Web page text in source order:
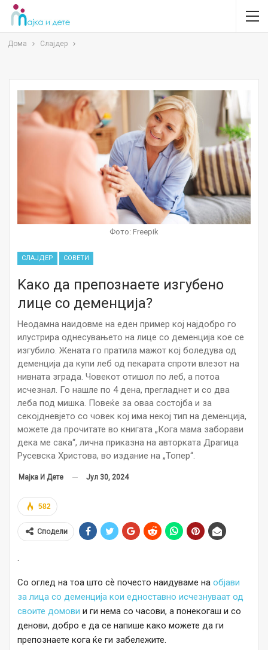
Дома Слајдер
Фото: Freepik
СЛАЈДЕР СОВЕТИ
Kако да препознаете изгубено
лице со деменција?
Неодамна наидовме на еден пример кој најдобро го
илустрира однесувањето на лице со деменција кое се
изгубило. Жената го пратила мажот кој боледува од
деменција да купи леб од пекарата спроти влезот на
нивната зграда. Човекот отишол по леб, а потоа
исчезнал. Го нашле по 4 дена, прегладнет и со два
леба под мишка. Повеќе за оваа состојба и за
секојдневјето со човек кој има некој тип на деменција,
можете да прочитате во книгата „Кога мама заборави
дека ме сака“, лична приказна на авторката Драгица
Русевска Христова, во издание на „Топер“.
Мајка И Дете Јул 30, 2024
582
Сподели
.
Со оглед на тоа што сѐ почесто наидуваме на објави
за лица со деменција кои едноставно исчезнуваат од
своите домови и ги нема со часови, а понекогаш и со
денови, добро е да се напише како можете да ги
препознаете кога ќе ги забележите.